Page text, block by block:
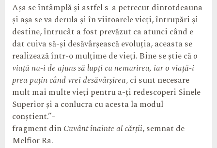
Așa se întâmplă și astfel s-a petrecut dintotdeauna
și așa se va derula și în viitoarele vieți, întrupări și
destine, întrucât a fost prevăzut ca atunci când e
dat cuiva să-și desăvârșească evoluția, aceasta se
realizează într-o mulțime de vieți. Bine se știe căo
viață nu-i de ajuns să lupți cu nemurirea, iar o viață-i
prea puțin când vrei desăvârșirea, ci sunt necesare
mult mai multe vieți pentru a-ți redescoperi Sinele
Superior și a conlucra cu acesta la modul
conștient.”-
fragment dinCuvânt înainte al cărții, semnat de
Melfior Ra.